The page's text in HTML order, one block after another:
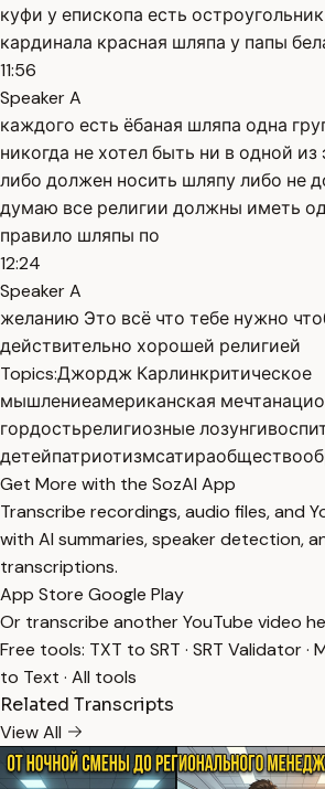
куфи у епископа есть
кардинала красная шляпа у папы
11:56
Speaker A
каждого есть ёбаная шляпа одна
никогда не хотел быть ни в одной из
либо должен носить шляпу либо не
думаю все религии должны иметь
правило шляпы по
12:24
Speaker A
желанию Это всё что тебе нужно
действительно хорошей религией
Topics:Джордж Карлинкритическое
мышлениеамериканская мечта
гордостьрелигиозные лозунги
детейпатриотизмсатираобщество
Get More with the SozAI App
Transcribe recordings, audio files, and
with AI summaries, speaker detection,
transcriptions.
App Store Google Play
Or transcribe another YouTube video
Free tools: TXT to SRT · SRT Validator·
to Text · All tools
Related Transcripts
View All